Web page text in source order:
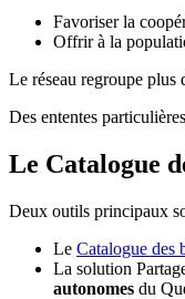
Favoriser la
Offrir à la
Le réseau regroupe plus
Des ententes
Le Catalogue
Deux outils principaux
Le Catalogue des
La solution
autonomes du